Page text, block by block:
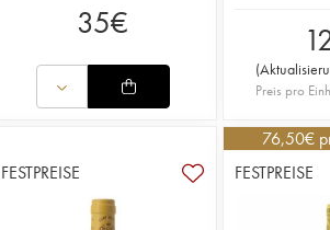
35€
(
Preis pro
FESTPREISE
76,50€
FESTPREISE